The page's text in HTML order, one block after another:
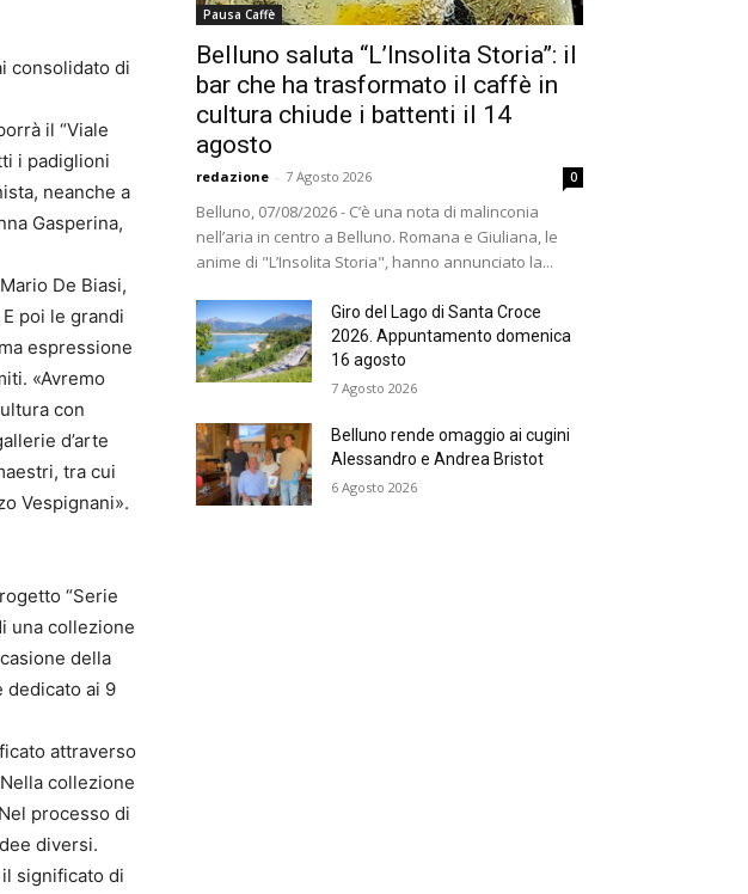
consolidato di
il “Viale
i padiglioni
neanche a
Gasperina,
De Biasi,
poi le grandi
espressione
«Avremo
con
d’arte
tra cui
Vespignani».
“Serie
una collezione
della
dedicato ai 9
attraverso
collezione
processo di
diversi.
significato di
Pausa Caffè
Belluno saluta “L’Insolita Storia”: il
bar che ha trasformato il caffè in
cultura chiude i battenti il 14
agosto
redazione - 7 Agosto 2026 0
Belluno, 07/08/2026 - C’è una nota di malinconia
nell’aria in centro a Belluno. Romana e Giuliana, le
anime di "L’Insolita Storia", hanno annunciato la...
Giro del Lago di Santa Croce
2026. Appuntamento domenica
16 agosto
7 Agosto 2026
Belluno rende omaggio ai cugini
Alessandro e Andrea Bristot
6 Agosto 2026